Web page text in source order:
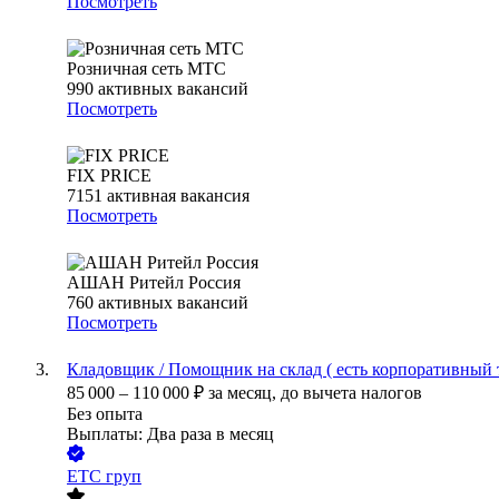
Розничная сеть МТС
990 активных вакансий
Посмотреть
FIX PRICE
7151 активная вакансия
Посмотреть
АШАН Ритейл Россия
760 активных вакансий
Посмотреть
Кладовщик / Помощник на склад ( есть корпоративный
85 000 – 110 000 ₽ за месяц, до вычета налогов
Без опыта
Выплаты: Два раза в месяц
ЕТС груп